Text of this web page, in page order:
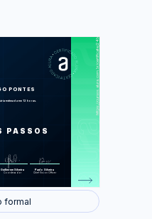
PONTES
estimada em 12 horas.
PASSOS
Guilherme Silveira
Coordenador
Paulo Silveira
Chief Vision Officer
https://cursos.alura.com.br/certificate/24b2802a-8af9-44c8-b193-0dbe085dbb23
LAS
A linguagem Java
Variáveis e fluxo
Foram feitas 19 de 50 atividades.
formal